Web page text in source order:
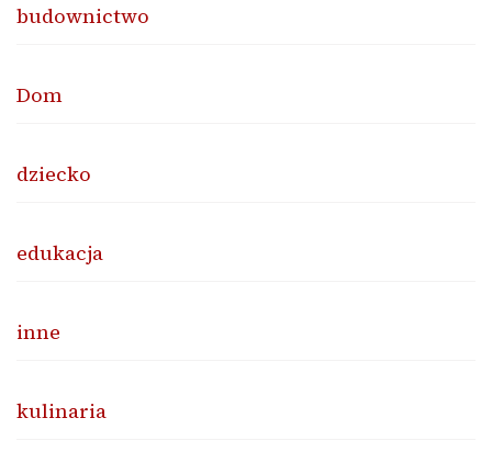
budownictwo
Dom
dziecko
edukacja
inne
kulinaria